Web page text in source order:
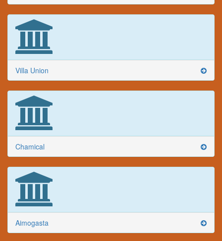
Villa Union
Chamical
Aimogasta